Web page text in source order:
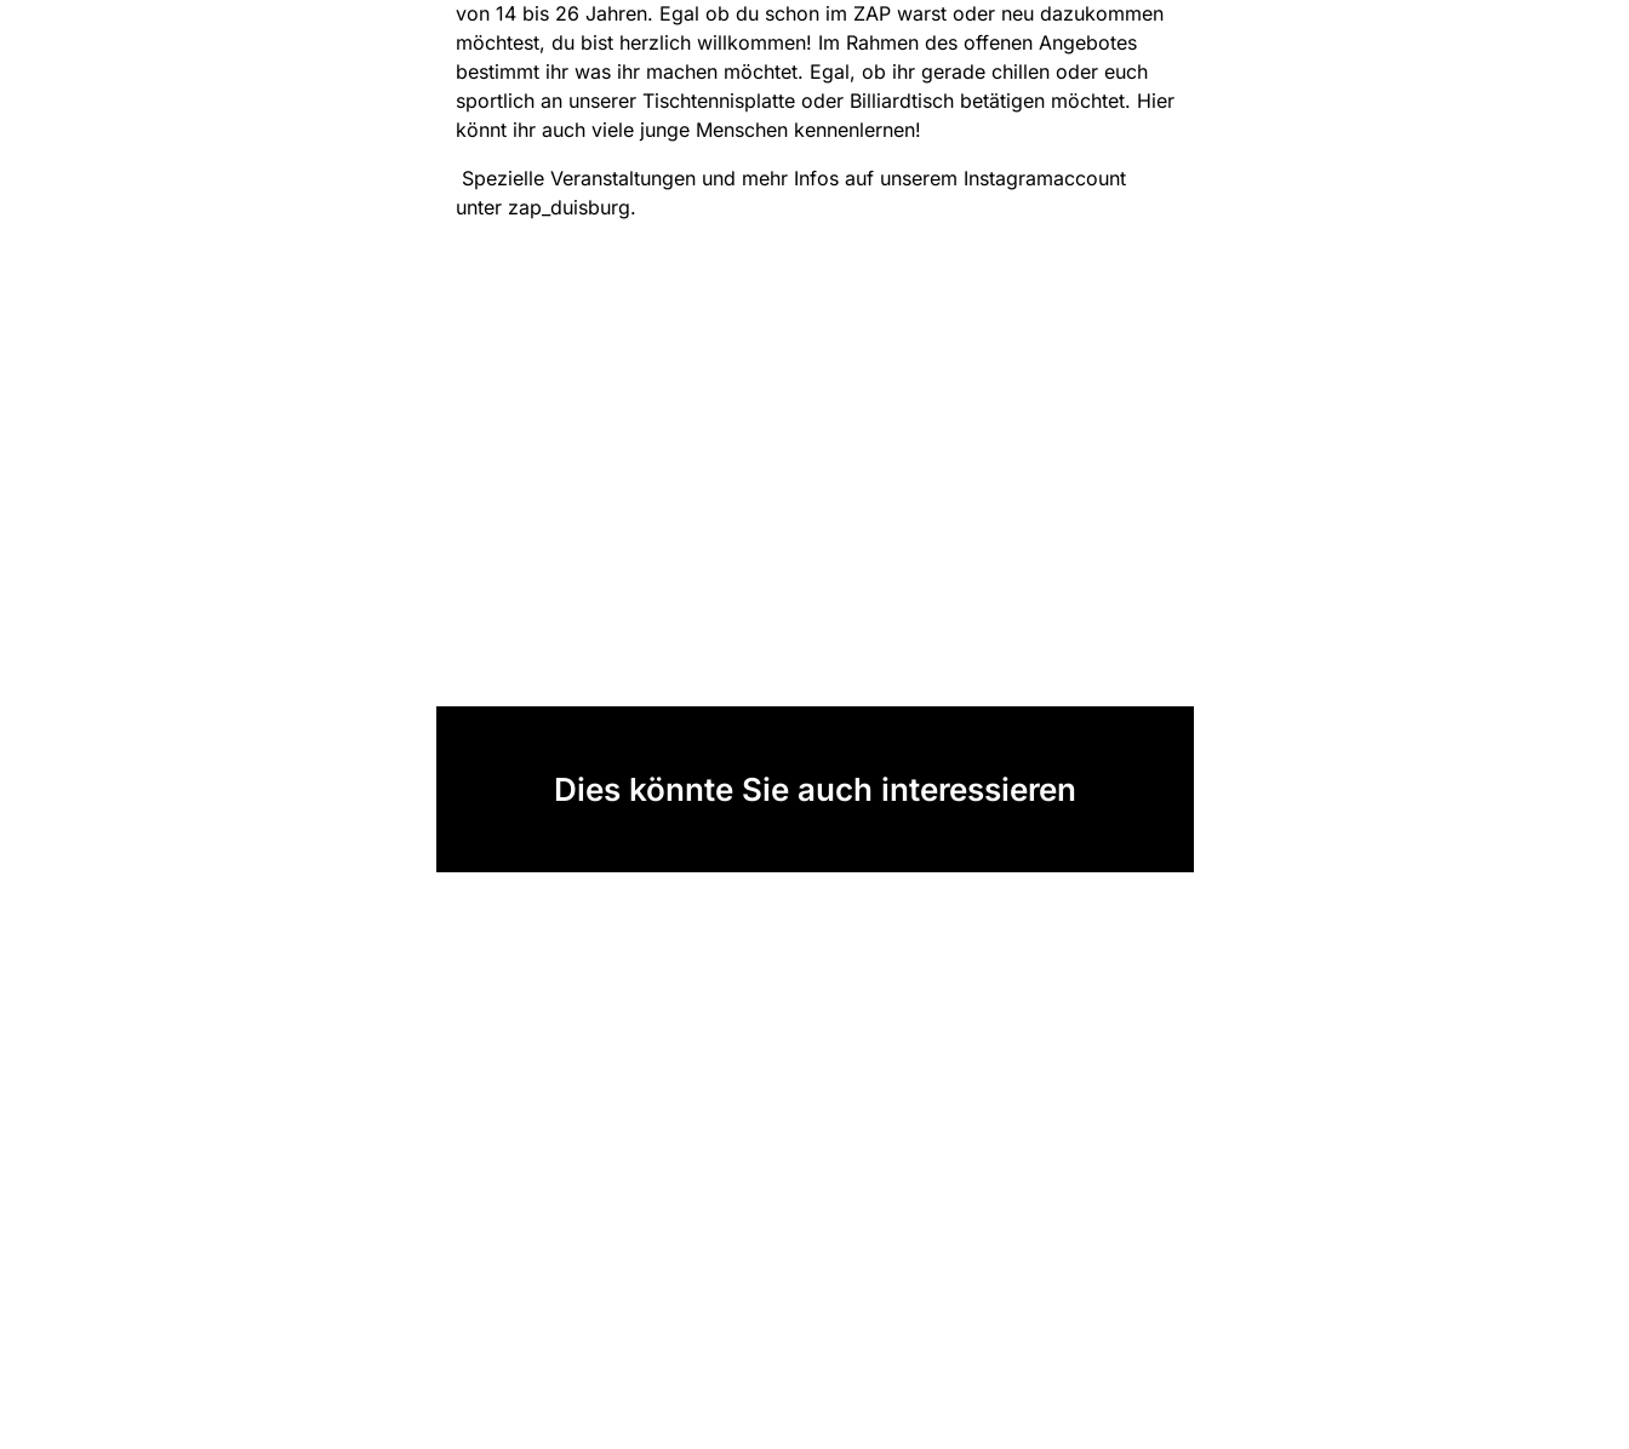
von 14 bis 26 Jahren. Egal ob du schon im ZAP warst oder neu dazukommen
möchtest, du bist herzlich willkommen! Im Rahmen des offenen Angebotes
bestimmt ihr was ihr machen möchtet. Egal, ob ihr gerade chillen oder euch
sportlich an unserer Tischtennisplatte oder Billiardtisch betätigen möchtet. Hier
könnt ihr auch viele junge Menschen kennenlernen!
Spezielle Veranstaltungen und mehr Infos auf unserem Instagramaccount
unter zap_duisburg.
Dies könnte Sie auch interessieren